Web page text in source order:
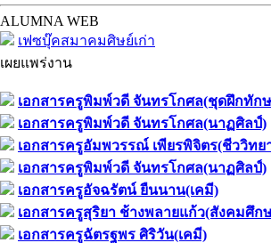
ALUMNA WEB
เฟซบุ๊คสมาคมศิษย์เก่า
เผยแพร่งาน
เอกสารครูพิมพ์วดี จันทรโกศล(ชุดฝึกทัก
เอกสารครูพิมพ์วดี จันทรโกศล(นาฏศิลป์)
เอกสารครูอัมพวรรณ์ เพียรพิจิตร(ชีววิทย
เอกสารครูพิมพ์วดี จันทรโกศล(นาฏศิลป์)
เอกสารครูอัจฉรัตน์ ยืนนาน(เคมี)
เอกสารครูสุริยา ช้างพลายแก้ว(สังคมศึก
เอกสารครูฉัตรฐพร ศิริวัน(เคมี)